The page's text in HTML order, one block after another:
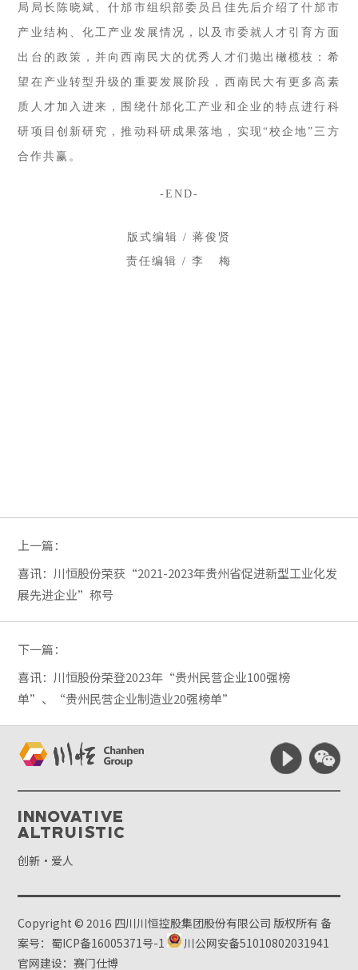
局局长陈晓斌、什邡市组织部委员吕佳先后介绍了什邡市
产业结构、化工产业发展情况，以及市委就人才引育方面
出台的政策，并向西南民大的优秀人才们抛出橄榄枝：希
望在产业转型升级的重要发展阶段，西南民大有更多高素
质人才加入进来，围绕什邡化工产业和企业的特点进行科
研项目创新研究，推动科研成果落地，实现“校企地”三方
合作共赢。
-END-
版式编辑 / 蒋俊贤
责任编辑 / 李 梅
上一篇：
喜讯：川恒股份荣获“2021-2023年贵州省促进新型工业化发
展先进企业”称号
下一篇：
喜讯：川恒股份荣登2023年“贵州民营企业100强榜
单”、“贵州民营企业制造业20强榜单”
Innovative
Altruistic
创新·爱人
Copyright © 2016 四川川恒控股集团股份有限公司 版权所有备
案号：蜀ICP备16005371号-1
川公网安备51010802031941
官网建设：赛门仕博